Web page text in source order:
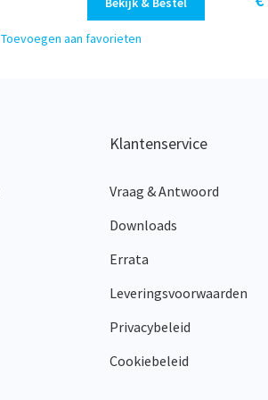
heeft
productpagina
Toevoegen aan favorieten
Klantenservice
Vraag & Antwoord
Downloads
Errata
Leveringsvoorwaarden
Privacybeleid
Cookiebeleid